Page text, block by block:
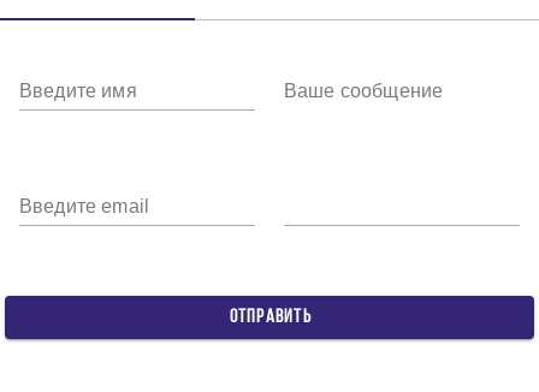
Введите имя
Введите email
Ваше сообщение
ОТПРАВИТЬ